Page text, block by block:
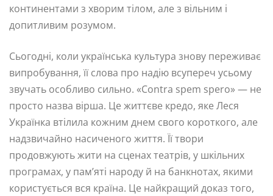
континентами з хворим тілом, але з вільним і
допитливим розумом.
Сьогодні, коли українська культура знову переживає
випробування, її слова про надію всупереч усьому
звучать особливо сильно. «Contra spem spero» — не
просто назва вірша. Це життєве кредо, яке Леся
Українка втілила кожним днем свого короткого, але
надзвичайно насиченого життя. Її твори
продовжують жити на сценах театрів, у шкільних
програмах, у пам’яті народу й на банкнотах, якими
користується вся країна. Це найкращий доказ того,